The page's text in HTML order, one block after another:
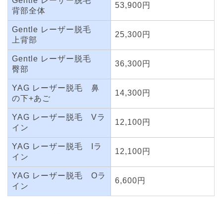
背部全体
53,900円
Gentle レーザー脱毛
上背部
25,300円
Gentle レーザー脱毛
臀部
36,300円
YAG レーザー脱毛 鼻
の下+あご
14,300円
YAG レーザー脱毛 Vラ
イン
12,100円
YAG レーザー脱毛 Iラ
イン
12,100円
YAG レーザー脱毛 Oラ
イン
6,600円